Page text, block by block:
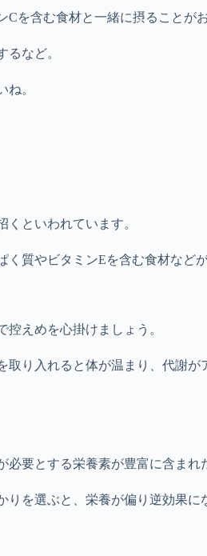
を含む食材と一緒に摂ることがお
など。
ね。
といわれています。
質やビタミンEを含む食材など
えめを心掛けましょう。
り入れると体が温まり、代謝が
要とする栄養素が豊富に含まれ
を選ぶと、栄養が偏り逆効果に